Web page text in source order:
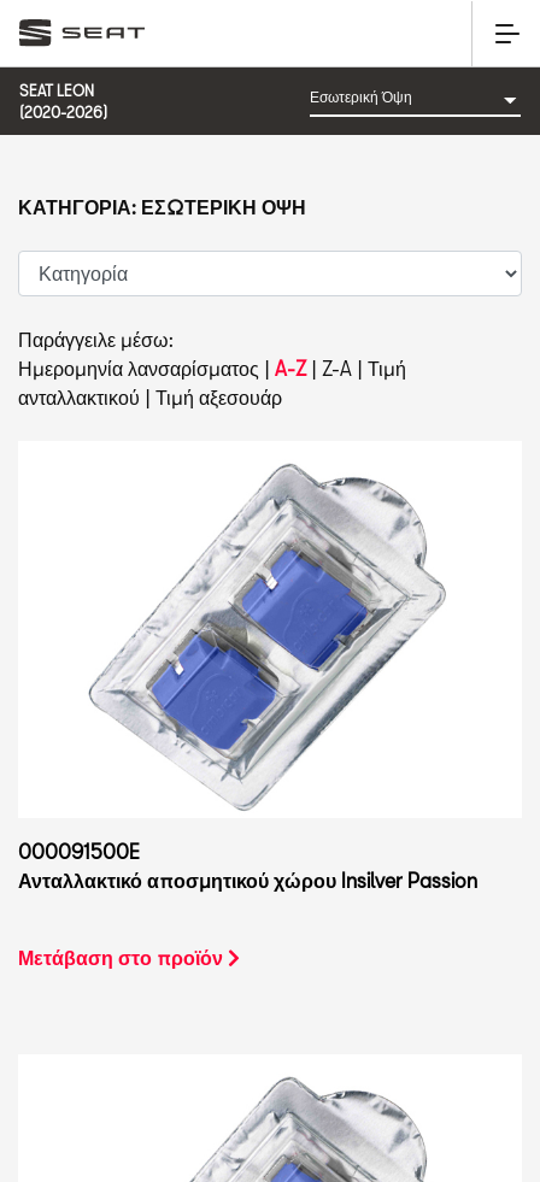
SEAT LEON
(2020-2026)
Παράγγειλε μέσω:
Ημερομηνία λανσαρίσματος | A-Z| Z-A | Τιμή
ανταλλακτικού | Τιμή αξεσουάρ
000091500E
Ανταλλακτικό αποσμητικού χώρου Insilver Passion
Μετάβαση στο προϊόν
ΚΑΤΗΓΟΡΊΑ: ΕΣΩΤΕΡΙΚΉ ΌΨΗ